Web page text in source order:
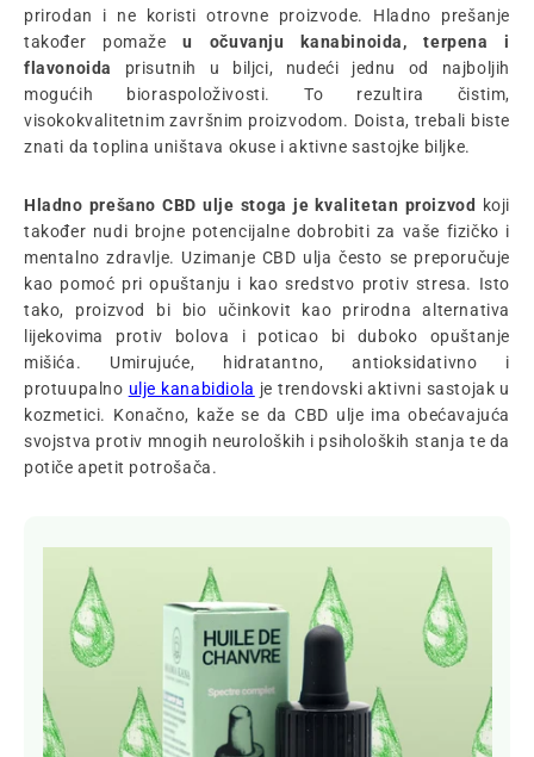
prirodan i ne koristi otrovne proizvode. Hladno prešanje
također pomažeu očuvanju kanabinoida, terpena i
flavonoida
prisutnih u biljci, nudeći jednu od najboljih
mogućih bioraspoloživosti. To rezultira čistim,
visokokvalitetnim završnim proizvodom. Doista, trebali biste
znati da toplina uništava okuse i aktivne sastojke biljke.
Hladno prešano CBD ulje stoga je kvalitetan proizvod
koji
također nudi brojne potencijalne dobrobiti za vaše fizičko i
mentalno zdravlje. Uzimanje CBD ulja često se preporučuje
kao pomoć pri opuštanju i kao sredstvo protiv stresa. Isto
tako, proizvod bi bio učinkovit kao prirodna alternativa
lijekovima protiv bolova i poticao bi duboko opuštanje
mišića. Umirujuće, hidratantno, antioksidativno i
protuupalno ulje kanabidiola je trendovski aktivni sastojak u
kozmetici. Konačno, kaže se da CBD ulje ima obećavajuća
svojstva protiv mnogih neuroloških i psiholoških stanja te da
potiče apetit potrošača.